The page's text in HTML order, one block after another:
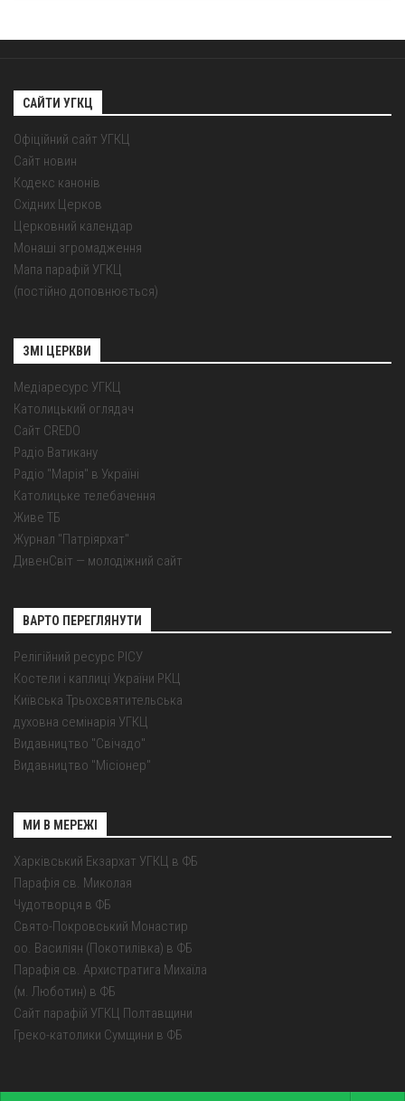
САЙТИ УГКЦ
Офіційний сайт УГКЦ
Сайт новин
Кодекс канонів
Східних Церков
Церковний календар
Монаші згромадження
Мапа парафій УГКЦ
(постійно доповнюється)
ЗМІ ЦЕРКВИ
Медіаресурс УГКЦ
Католицький оглядач
Сайт CREDO
Радіо Ватикану
Радіо "Марія" в Україні
Католицьке телебачення
Живе ТБ
Журнал "Патріярхат"
ДивенСвіт — молодіжний сайт
ВАРТО ПЕРЕГЛЯНУТИ
Релігійний ресурс РІСУ
Костели і каплиці України РКЦ
Київська Трьохсвятительська
духовна семінарія УГКЦ
Видавництво "Свічадо"
Видавництво "Місіонер"
МИ В МЕРЕЖІ
Харківський Екзархат УГКЦ в ФБ
Парафія св. Миколая
Чудотворця в ФБ
Свято-Покровський Монастир
оо. Василіян (Покотилівка) в ФБ
Парафія св. Архистратига Михаїла
(м. Люботин) в ФБ
Сайт парафій УГКЦ Полтавщини
Греко-католики Сумщини в ФБ